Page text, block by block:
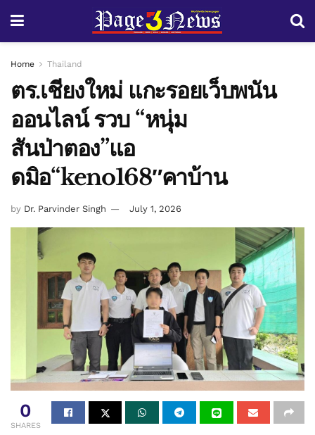
Home Thailand
ตร.เชียงใหม่ แกะรอยเว็บพนัน
ออนไลน์ รวบ “หนุ่ม
สันป่าตอง”แอ
ดมิอ“keno168″คาบ้าน
by Dr. Parvinder Singh July 1, 2026
0
SHARES